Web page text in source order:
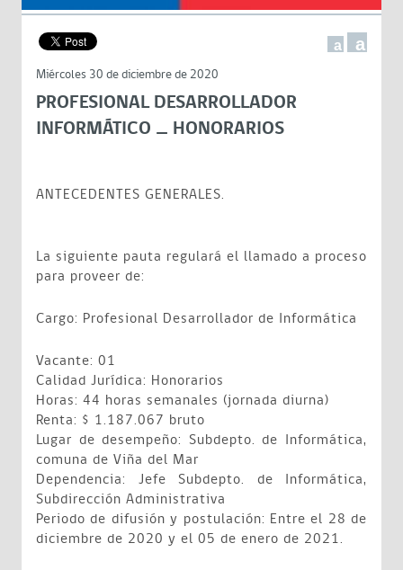
a a
Miércoles 30 de diciembre de 2020
PROFESIONAL DESARROLLADOR
INFORMÁTICO _ HONORARIOS
ANTECEDENTES GENERALES.
La siguiente pauta regulará el llamado a proceso
para proveer de:
Cargo: Profesional Desarrollador de Informática
Vacante: 01
Calidad Jurídica: Honorarios
Horas: 44 horas semanales (jornada diurna)
Renta: $ 1.187.067 bruto
Lugar de desempeño: Subdepto. de Informática,
comuna de Viña del Mar
Dependencia: Jefe Subdepto. de Informática,
Subdirección Administrativa
Periodo de difusión y postulación: Entre el 28 de
diciembre de 2020 y el 05 de enero de 2021.